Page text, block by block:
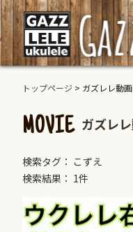
トップページ > ガズレレ動
MOVIE ガズレ
検索タグ： こずえ
検索結果： 1件